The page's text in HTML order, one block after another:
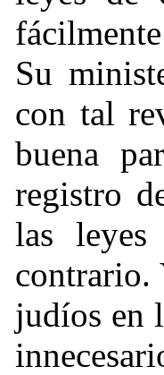
Su
con tal
buena
registro
las
contrario.
judíos en